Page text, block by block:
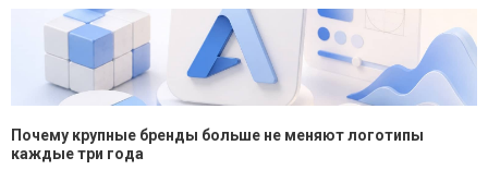
Почему крупные бренды больше не меняют логотипы
каждые три года